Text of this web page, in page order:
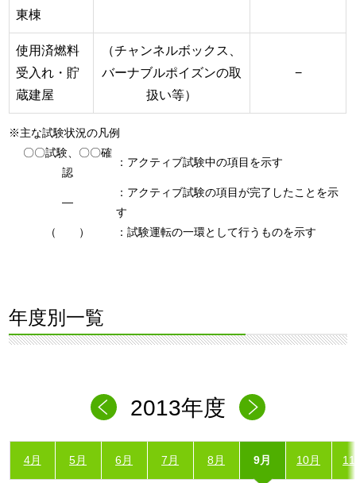
東棟
使用済燃料
受入れ・貯
蔵建屋
（チャンネルボックス、
バーナブルポイズンの取
扱い等）
−
※主な試験状況の凡例
〇〇試験、〇〇確
認
：アクティブ試験中の項目を示す
―
：アクティブ試験の項目が完了したことを示
す
（ ）
：試験運転の一環として行うものを示す
年度別一覧
2013年度
4月 5月 6月 7月 8月 9月 10月